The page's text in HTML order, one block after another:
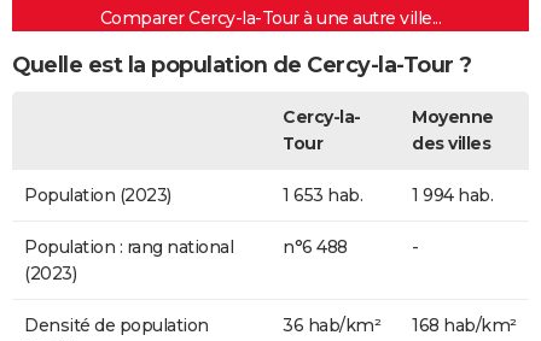
Comparer Cercy-la-Tour à une autre ville...
Quelle est la population de Cercy-la-Tour ?
Cercy-la-
Tour
Moyenne
des villes
Population (2023) 1 653 hab. 1 994 hab.
Population : rang national
(2023)
n°6 488 -
Densité de population
36 hab/km² 168 hab/km²